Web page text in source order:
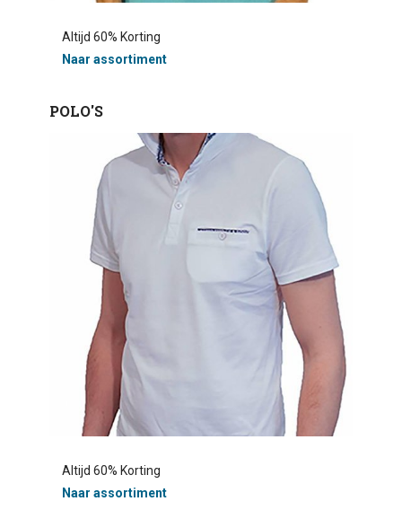
Altijd 60% Korting
Naar assortiment
POLO'S
Altijd 60% Korting
Naar assortiment